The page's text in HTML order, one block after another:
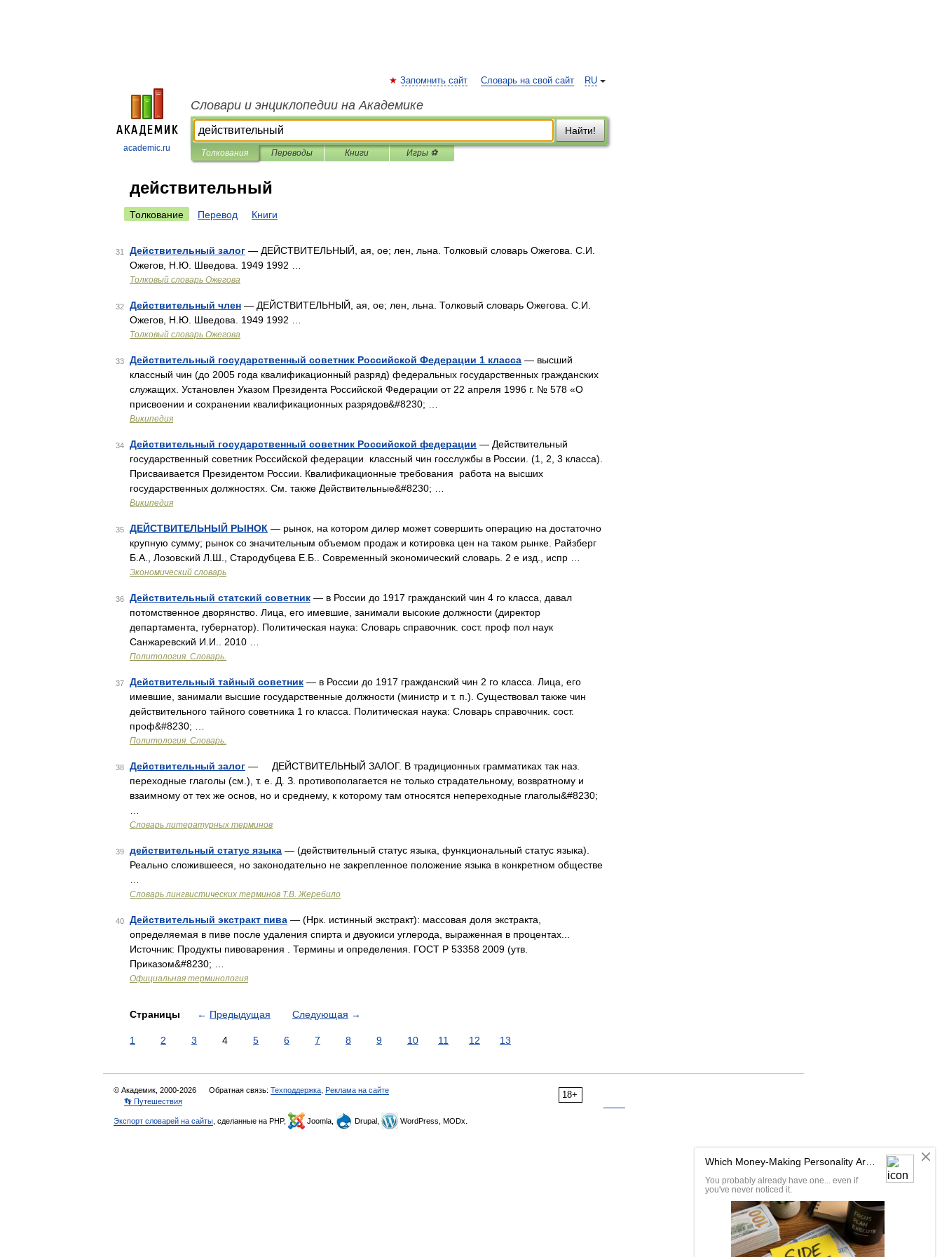
academic.ru
RU
Запомнить сайт Словарь на свой сайт
Словари и энциклопедии на Академике
Найти!
Толкования Переводы Книги Игры ⚽
действительный
Толкование Перевод Книги
31 Действительный залог — ДЕЙСТВИТЕЛЬНЫЙ, ая, ое; лен, льна. Толковый словарь Ожегова. С.И.
Ожегов, Н.Ю. Шведова. 1949 1992 …
Толковый словарь Ожегова
32 Действительный член — ДЕЙСТВИТЕЛЬНЫЙ, ая, ое; лен, льна. Толковый словарь Ожегова. С.И.
Ожегов, Н.Ю. Шведова. 1949 1992 …
Толковый словарь Ожегова
33 Действительный государственный советник Российской Федерации 1 класса — высший
классный чин (до 2005 года квалификационный разряд) федеральных государственных гражданских
служащих. Установлен Указом Президента Российской Федерации от 22 апреля 1996 г. № 578 «О
присвоении и сохранении квалификационных разрядов&#8230; …
Википедия
34 Действительный государственный советник Российской федерации — Действительный
государственный советник Российской федерации классный чин госслужбы в России. (1, 2, 3 класса).
Присваивается Президентом России. Квалификационные требования работа на высших
государственных должностях. См. также Действительные&#8230; …
Википедия
35 ДЕЙСТВИТЕЛЬНЫЙ РЫНОК — рынок, на котором дилер может совершить операцию на достаточно
крупную сумму; рынок со значительным объемом продаж и котировка цен на таком рынке. Райзберг
Б.А., Лозовский Л.Ш., Стародубцева Е.Б.. Современный экономический словарь. 2 е изд., испр …
Экономический словарь
36 Действительный статский советник — в России до 1917 гражданский чин 4 го класса, давал
потомственное дворянство. Лица, его имевшие, занимали высокие должности (директор
департамента, губернатор). Политическая наука: Словарь справочник. сост. проф пол наук
Санжаревский И.И.. 2010 …
Политология. Словарь.
37 Действительный тайный советник — в России до 1917 гражданский чин 2 го класса. Лица, его
имевшие, занимали высшие государственные должности (министр и т. п.). Существовал также чин
действительного тайного советника 1 го класса. Политическая наука: Словарь справочник. сост.
проф&#8230; …
Политология. Словарь.
38 Действительный залог — ДЕЙСТВИТЕЛЬНЫЙ ЗАЛОГ. В традиционных грамматиках так наз.
переходные глаголы (см.), т. е. Д. З. противополагается не только страдательному, возвратному и
взаимному от тех же основ, но и среднему, к которому там относятся непереходные глаголы&#8230;
Словарь литературных терминов
39 действительный статус языка — (действительный статус языка, функциональный статус языка).
Реально сложившееся, но законодательно не закрепленное положение языка в конкретном обществе
Словарь лингвистических терминов Т.В. Жеребило
40 Действительный экстракт пива — (Нрк. истинный экстракт): массовая доля экстракта,
определяемая в пиве после удаления спирта и двуокиси углерода, выраженная в процентах...
Источник: Продукты пивоварения . Термины и определения. ГОСТ Р 53358 2009 (утв.
Приказом&#8230; …
Официальная терминология
Страницы ← Предыдущая Следующая →
1 2 3 4 5 6 7 8 9 10 11 12 13
18+
© Академик, 2000-2026 Обратная связь: Техподдержка Реклама на сайте
👣 Путешествия
Экспорт словарей на сайты , сделанные на PHP, Joomla, Drupal, WordPress, MODx.